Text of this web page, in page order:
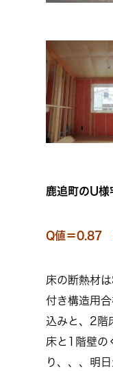
鹿追町のU
Q値＝0.87
床の断熱材
付き構造用
込みと、2階
床と1階壁の
り、、、明